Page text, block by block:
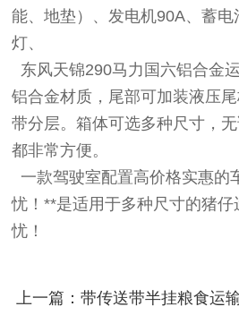
能、地垫）、发电机90A、蓄
灯、
东风天锦290马力国六铝合金
铝合金材质，尾部可加装液压
带分层。箱体可选多种尺寸，
都非常方便。
一款驾驶室配置高价格实惠的
忧！**是适用于多种尺寸的猪
忧！
上一篇：带传送带半挂粮食运